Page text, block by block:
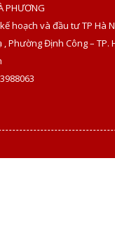
PHƯƠNG
hoạch và đầu tư TP Hà
Phường Định Công – TP.